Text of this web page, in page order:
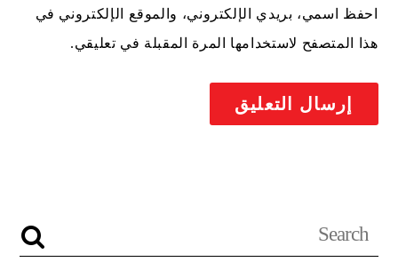
احفظ اسمي، بريدي الإلكتروني، والموقع الإلكتروني في
هذا المتصفح لاستخدامها المرة المقبلة في تعليقي.